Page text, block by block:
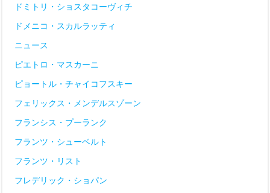
ドミトリ・ショスタコーヴィチ
ドメニコ・スカルラッティ
ニュース
ピエトロ・マスカーニ
ピョートル・チャイコフスキー
フェリックス・メンデルスゾーン
フランシス・プーランク
フランツ・シューベルト
フランツ・リスト
フレデリック・ショパン